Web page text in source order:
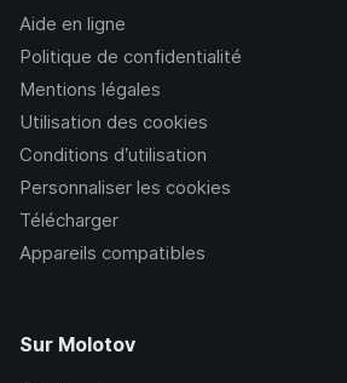
Aide en ligne
Politique de confidentialité
Mentions légales
Utilisation des cookies
Conditions d’utilisation
Personnaliser les cookies
Télécharger
Appareils compatibles
Sur Molotov